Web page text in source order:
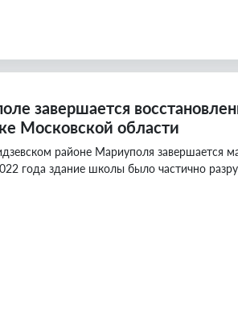
завершается
Московской области
районе Мариуполя завершается
года здание школы было частично